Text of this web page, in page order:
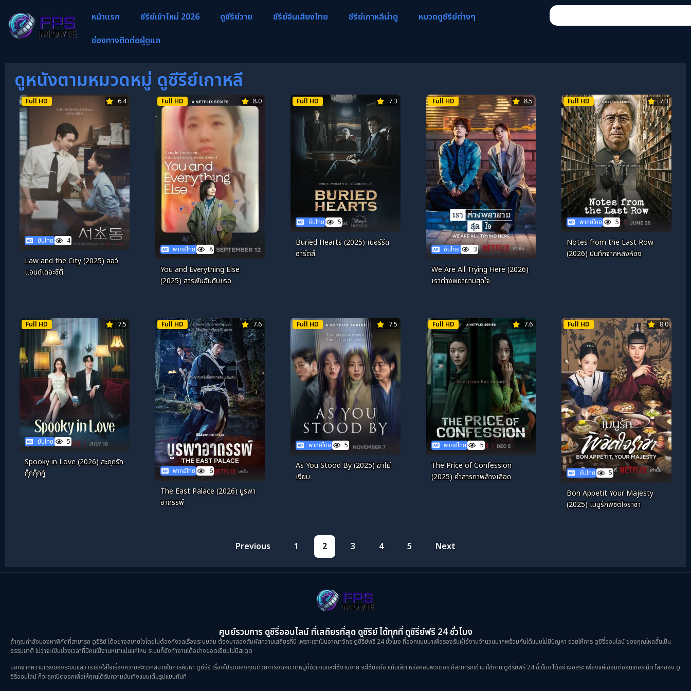
หน้าแรก ซีรีย์เข้าใหม่ 2026 ดูซีรีย์วาย ซีรีย์จีนเสียงไทย ซีรีย์เกาหลีน่าดู
หมวดดูซีรีย์ต่างๆ
ช่องทางติดต่อผู้ดูแล
ดูหนังตามหมวดหมู่ ดูซีรีย์เกาหลี
Full HD 6.4
ซับไทย 4
Law and the City (2025) ลอว์
แอนด์เดอะซิตี้
Full HD 8.0
พากย์ไทย 8
You and Everything Else
(2025) สารพันฉันกับเธอ
Full HD 7.3
ซับไทย 5
Buried Hearts (2025) เบอร์รีด
ฮาร์ตส์
Full HD 8.5
ซับไทย 3
We Are All Trying Here (2026)
เราต่างพยายามสุดใจ
Full HD 7.3
พากย์ไทย 5
Notes from the Last Row
(2026) บันทึกจากหลังห้อง
Full HD 7.5
ซับไทย 5
Spooky in Love (2026) สะดุดรัก
กุ๊กกุ๊กกู๋
Full HD 7.6
พากย์ไทย 6
The East Palace (2026) บูรพา
อาถรรพ์
Full HD 7.5
พากย์ไทย 5
As You Stood By (2025) ฆ่าไม่
เงียบ
Full HD 7.6
พากย์ไทย 5
The Price of Confession
(2025) คำสารภาพล้างเลือด
Full HD 8.0
ซับไทย 5
Bon Appetit Your Majesty
(2025) เมนูรักพิชิตใจราชา
Previous 1 2 3 4 5 Next
ศูนย์รวมการ ดูซีรี่ออนไลน์ ที่เสถียรที่สุด ดูซีรีย์ ได้ทุกที่ ดูซีรี่ย์ฟรี 24 ชั่วโมง
ถ้าคุณกำลังมองหาพิกัดที่สามารถ ดูซีรีย์ ได้อย่างสบายใจโดยไม่ต้องกังวลเรื่องระบบล่ม ต้องมาลองสัมผัสความเสถียรที่นี่ เพราะเราเป็นอาณาจักร ดูซีรี่ย์ฟรี 24 ชั่วโมง ที่ออกแบบมาเพื่อรองรับผู้ใช้งานจำนวนมากพร้อมกันได้แบบไม่มีปัญหา ช่วยให้การ ดูซีรี่ออนไลน์ ของคุณไหลลื่นเป็น
ธรรมชาติ ไม่ว่าจะเป็นช่วงเวลาที่มีคนใช้งานหนาแน่นแค่ไหน ระบบก็ยังทำงานได้อย่างยอดเยี่ยมไม่มีสะดุด
นอกจากความแรงของระบบแล้ว เรายังใส่ใจเรื่องความสะดวกสบายในการค้นหา ดูซีรีย์ เรื่องโปรดของคุณด้วยการจัดหมวดหมู่ที่ชัดเจนและใช้งานง่าย จะใช้มือถือ แท็บเล็ต หรือคอมพิวเตอร์ ก็สามารถเข้ามาใช้งาน ดูซีรี่ย์ฟรี 24 ชั่วโมง ได้อย่างอิสระ เพียงแค่เชื่อมต่ออินเทอร์เน็ต โลกของ ดู
ซีรี่ออนไลน์ ก็จะถูกเปิดออกเพื่อให้คุณได้รับความบันเทิงแบบเต็มรูปแบบทันที